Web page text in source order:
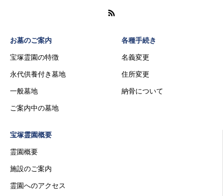
お墓のご案内
宝塚霊園の特徴
永代供養付き墓地
一般墓地
ご案内中の墓地
各種手続き
名義変更
住所変更
納骨について
宝塚霊園概要
霊園概要
施設のご案内
霊園へのアクセス